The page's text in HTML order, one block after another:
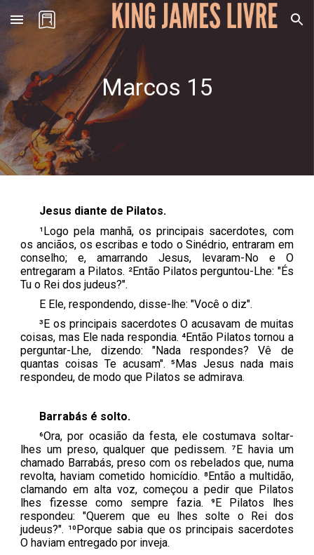
Skip to main content Skip to navigation
Marcos 1 5
Jesus diante de Pilatos.
¹Logo pela manhã, os principais sacerdotes, com
os anciãos, os escribas e todo o Sinédrio, entraram em
conselho; e, amarrando Jesus, levaram-No e O
entregaram a Pilatos. ²Então Pilatos perguntou-Lhe: "És
Tu o Rei dos judeus?".
E Ele, respondendo, disse-lhe: "Você o diz".
³E os principais sacerdotes O acusavam de muitas
coisas, mas Ele nada respondia. ⁴Então Pilatos tornou a
perguntar-Lhe, dizendo: "Nada respondes? Vê de
quantas coisas Te acusam". ⁵Mas Jesus nada mais
respondeu, de modo que Pilatos se admirava.
Barrabás é solto.
⁶Ora, por ocasião da festa, ele costumava soltar-
lhes um preso, qualquer que pedissem. ⁷E havia um
chamado Barrabás, preso com os rebelados que, numa
revolta, haviam cometido homicídio. ⁸Então a multidão,
clamando em alta voz, começou a pedir que Pilatos
lhes fizesse como sempre fazia. ⁹E Pilatos lhes
respondeu: "Querem que eu lhes solte o Rei dos
judeus?". ¹⁰Porque sabia que os principais sacerdotes
O haviam entregado por inveja.